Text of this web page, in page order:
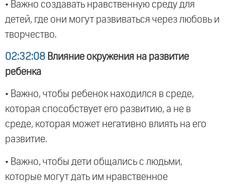
• Важно создавать нравственную среду для
детей, где они могут развиваться через любовь и
творчество.
02:32:08 Влияние окружения на развитие
ребенка
• Важно, чтобы ребенок находился в среде,
которая способствует его развитию, а не в
среде, которая может негативно влиять на его
развитие.
• Важно, чтобы дети общались с людьми,
которые могут дать им нравственное